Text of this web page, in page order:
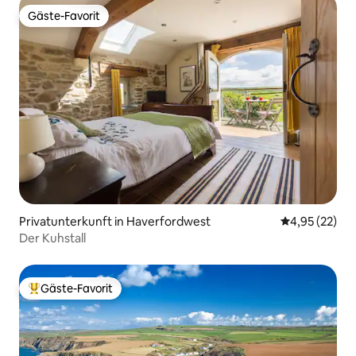
Gäste-Favorit
Gäste-Favorit
Privatunterkunft in Haverfordwest
4,95 (22)
Der Kuhstall
Beliebter Gäste-Favorit.
Gäste-Favorit